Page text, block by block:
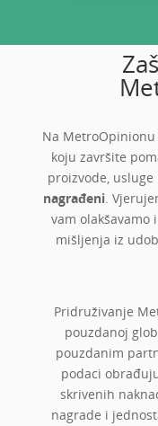
Na MetroOpinionu
koju završite
proizvode,
nagrađeni.
vam
mišljenja iz
Pridruživanje
pouzdanoj
pouzdanim
podaci
skrivenih
nagrade i